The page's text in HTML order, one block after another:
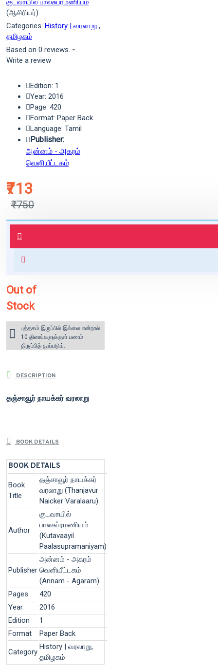
குடவாயில் பாலசுப்ரமணியம்
(ஆசிரியர்)
Categories: History | வரலாறு ,
தமிழகம்
Based on 0 reviews. -
Write a review
₹713
₹750
Edition: 1
Year: 2016
Page: 420
Format: Paper Back
Language: Tamil
Publisher:
அன்னம் - அகரம்
வெளியீட்டகம்
புத்தகம் 3 - 7 நாட்களில் அனுப்பி
வைக்கப்படும்.
for orders above ₹1000 within
Out of
Stock
புத்தகம் இருப்பில் இல்லை என்றால்
10 தினங்களுக்குள் பணம்
திருப்பித் தரப்படும்.
DESCRIPTION
தஞ்சாவூர் நாயக்கர் வரலாறு
BOOK DETAILS
BOOK DETAILS
Book
Title
தஞ்சாவூர் நாயக்கர்
வரலாறு (Thanjavur
Naicker Varalaaru)
Author
குடவாயில்
பாலசுப்ரமணியம்
(Kutavaayil
Paalasupramaniyam)
Publisher
அன்னம் - அகரம்
வெளியீட்டகம்
(Annam - Agaram)
Pages
420
Year
2016
Edition
1
Format
Paper Back
Category
History | வரலாறு,
தமிழகம்